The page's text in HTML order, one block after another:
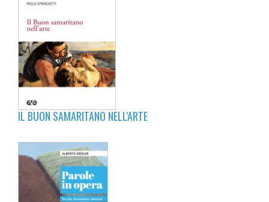
IL BUON SAMARITANO NELL'ARTE